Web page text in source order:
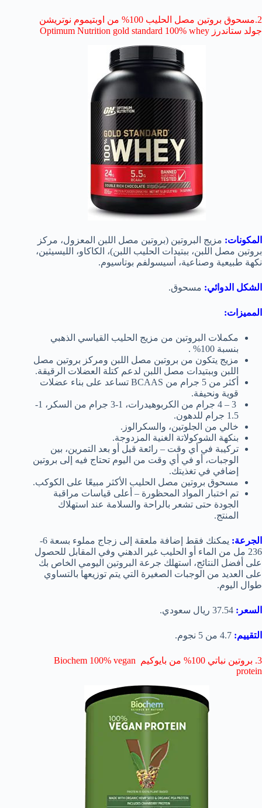
2.مسحوق بروتين مصل الحليب 100% من اوبتيموم نوتريشن
جولد ستاندرز Optimum Nutrition gold standard 100% whey
المكونات: مزيج البروتين (بروتين مصل اللبن المعزول، مركز
بروتين مصل اللبن، ببتيدات الحليب اللبن)، الكاكاو، الليسيثين،
نكهة طبيعية وصناعية، أسيسولفم بوتاسيوم.
الشكل الدوائي: مسحوق.
المميزات:
مكملات البروتين من مزيج الحليب القياسي الذهبي
بنسبة 100% .
مزيج يتكون من بروتين مصل اللبن ومركز بروتين مصل
اللبن وببتيدات مصل اللبن لدعم كتلة العضلات الرقيقة.
أكثر من 5 جرام من BCAAS تساعد على بناء عضلات
قوية ونحيفة.
3 – 4 جرام من الكربوهيدرات، 1-3 جرام من السكر، 1-
1.5 جرام للدهون.
خالي من الجلوتين، والسكرالوز.
بنكهة الشوكولاتة الغنية المزدوجة.
تركيبة في أي وقت – رائعة قبل أو بعد التمرين، بين
الوجبات، أو في أي وقت من اليوم تحتاج فيه إلى بروتين
إضافي في تغذيتك.
مسحوق بروتين مصل الحليب الأكثر مبيعًا على الكوكب.
تم اختبار المواد المحظورة – أعلى قياسات مراقبة
الجودة حتى تشعر بالراحة والسلامة عند استهلاك
المنتج.
الجرعة:
يمكنك فقط إضافة ملعقة إلى زجاج مملوء بسعة 6-
236 مل من الماء أو الحليب غير الدهني وفي المقابل للحصول
على أفضل النتائج، استهلك جرعة البروتين اليومي الخاص بك
على العديد من الوجبات الصغيرة التي يتم توزيعها بالتساوي
طوال اليوم.
السعر: 37.54 ريال سعودي.
التقييم:
3. بروتين نباتي 100% من بايوكيم Biochem 100% vegan
protein